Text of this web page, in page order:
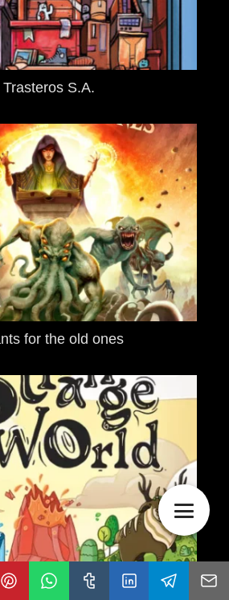
Trasteros S.A.
for the old ones
Strange World